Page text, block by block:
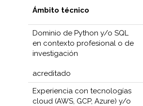
Ámbito técnico
Dominio de Python y/o SQL
en contexto profesional o de
investigación
acreditado
Experiencia con tecnologías
cloud (AWS, GCP, Azure) y/o